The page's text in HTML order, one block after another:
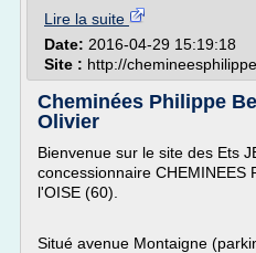
Lire la suite
Date: 2016-04-29 15:19:18
Site : http://
Cheminées Philippe
Olivier
Bienvenue sur le site des Ets
concessionnaire CHEMINEES
l'OISE (60).
Situé avenue Montaigne